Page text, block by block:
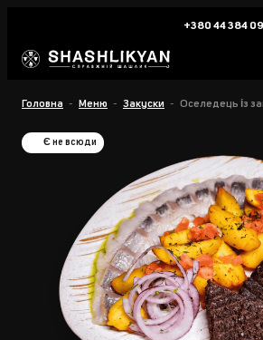
+380 44 384
Головна Меню Закуски Оселедець із
Є не всюди